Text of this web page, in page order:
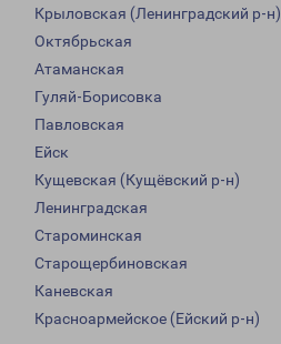
Крыловская (Ленинградский р-н)
Октябрьская
Атаманская
Гуляй-Борисовка
Павловская
Ейск
Кущевская (Кущёвский р-н)
Ленинградская
Староминская
Старощербиновская
Каневская
Красноармейское (Ейский р-н)